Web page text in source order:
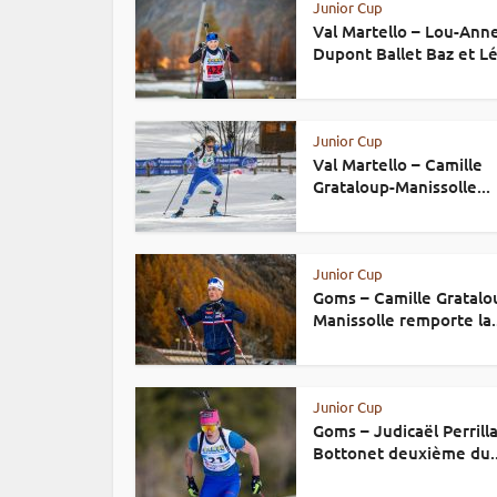
Junior Cup
Val Martello – Lou-
Dupont Ballet Baz et
Junior Cup
Val Martello – Camille
Grataloup-Manissolle...
Junior Cup
Goms – Camille
Manissolle remporte
Junior Cup
Goms – Judicaël
Bottonet deuxième